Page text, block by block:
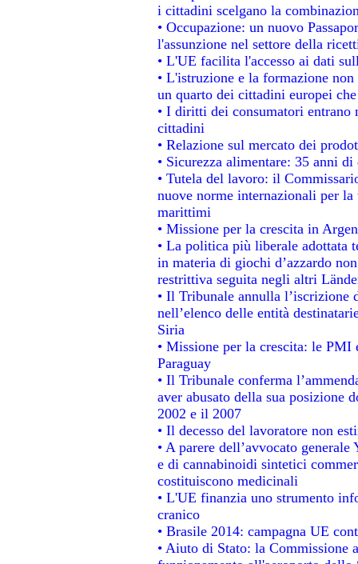
i cittadini scelgano la
• Occupazione: un nuovo
l'assunzione nel settore della
• L'UE facilita l'accesso ai dati
• L'istruzione e la formazione
un quarto dei cittadini europei
• I diritti dei consumatori
cittadini
• Relazione sul mercato dei
• Sicurezza alimentare: 35 anni
• Tutela del lavoro: il
nuove norme internazionali per
marittimi
• Missione per la crescita in
• La politica più liberale adottata
in materia di giochi d’azzardo
restrittiva seguita negli altri
• Il Tribunale annulla
nell’elenco delle entità
Siria
• Missione per la crescita: le
Paraguay
• Il Tribunale conferma
aver abusato della sua posizione
2002 e il 2007
• Il decesso del lavoratore non
• A parere dell’avvocato
e di cannabinoidi sintetici
costituiscono medicinali
• L'UE finanzia uno strumento
cranico
• Brasile 2014: campagna UE
• Aiuto di Stato: la Commissione